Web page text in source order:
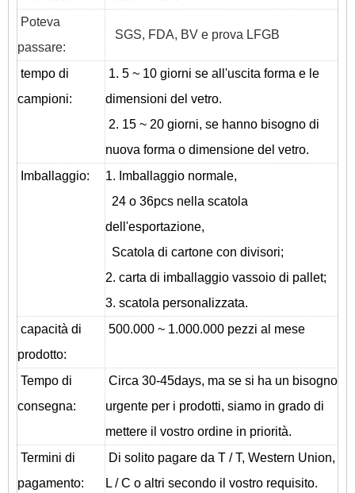
Poteva
passare:
SGS, FDA, BV e prova LFGB
tempo di
campioni:
1. 5 ~ 10 giorni se all'uscita forma e le
dimensioni del vetro.
2. 15 ~ 20 giorni, se hanno bisogno di
nuova forma o dimensione del vetro.
Imballaggio:
1. Imballaggio normale,
24 o 36pcs nella scatola
dell'esportazione,
Scatola di cartone con divisori;
2. carta di imballaggio vassoio di pallet;
3. scatola personalizzata.
capacità di
prodotto:
500.000 ~ 1.000.000 pezzi al mese
Tempo di
consegna:
Circa 30-45days, ma se si ha un bisogno
urgente per i prodotti, siamo in grado di
mettere il vostro ordine in priorità.
Termini di
pagamento:
Di solito pagare da T / T, Western Union,
L / C o altri secondo il vostro requisito.